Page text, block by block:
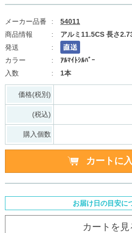
54011
アルミ11.5CS 長さ
ｱﾙﾏｲﾄｼﾙﾊﾞｰ
1本
価格(税別)
(税込)
購入個数
お届け日の目安に
カートを見